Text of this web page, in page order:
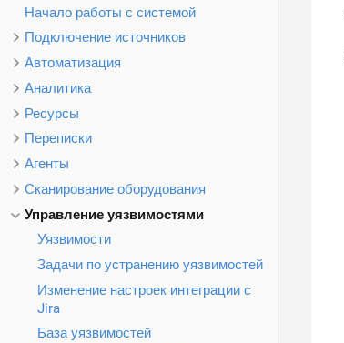
Начало работы с системой
Подключение источников
Автоматизация
Аналитика
Ресурсы
Переписки
Агенты
Сканирование оборудования
Управление уязвимостями
Уязвимости
Задачи по устранению уязвимостей
Изменение настроек интеграции с
Jira
База уязвимостей